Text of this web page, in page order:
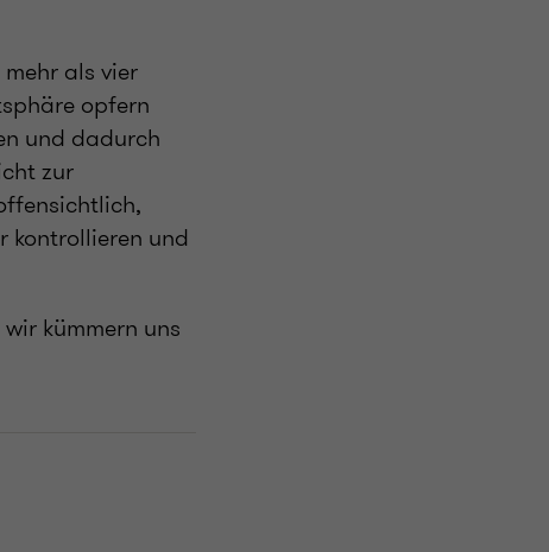
als vier
opfern
und dadurch
zur
kontrollieren und
kümmern uns